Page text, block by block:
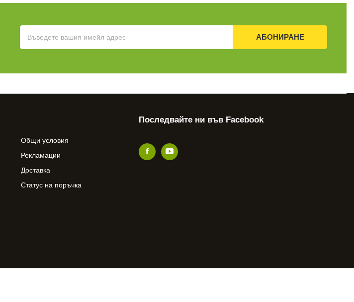
АБОНИРАНЕ
Общи условия
Рекламации
Доставка
Статус на поръчка
Последвайте ни във Facebook